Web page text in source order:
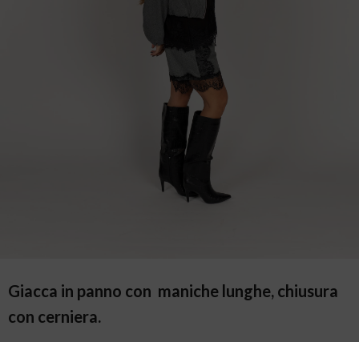
Giacca in panno con maniche lunghe, chiusura
con cerniera.